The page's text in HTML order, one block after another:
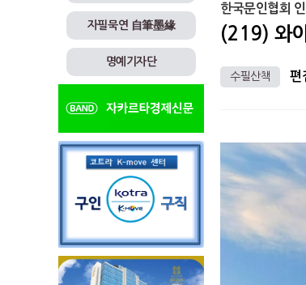
자필묵연 自筆墨緣
명예기자단
한국문인협회
(219) 와
수필산책 편